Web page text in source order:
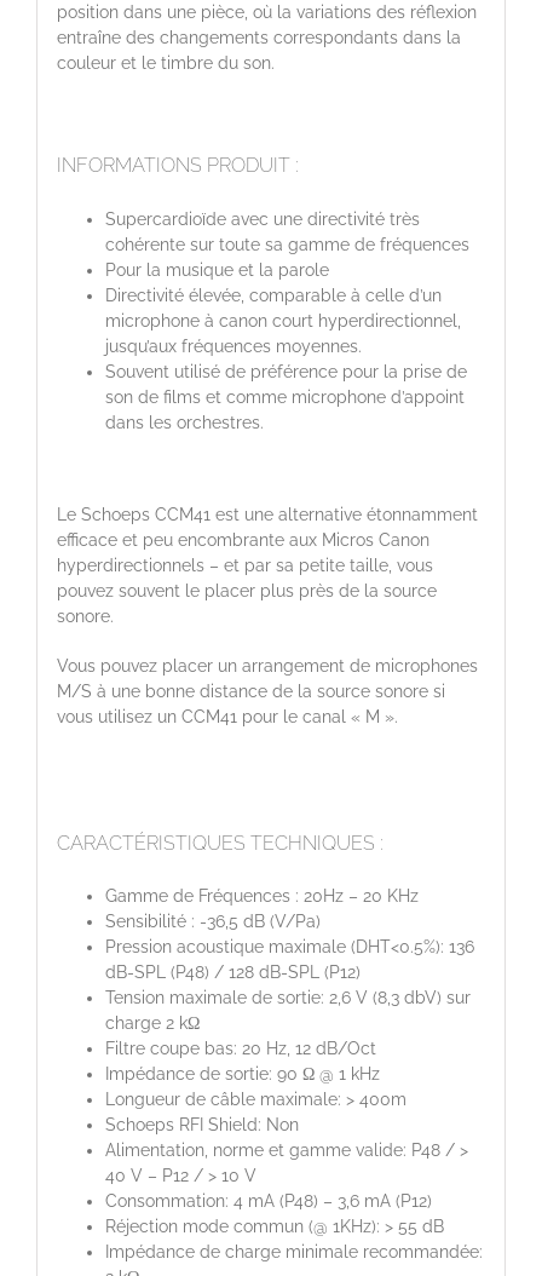
position dans une pièce, où la variations des réflexion
entraîne des changements correspondants dans la
couleur et le timbre du son.
INFORMATIONS PRODUIT :
Supercardioïde avec une directivité très
cohérente sur toute sa gamme de fréquences
Pour la musique et la parole
Directivité élevée, comparable à celle d’un
microphone à canon court hyperdirectionnel,
jusqu’aux fréquences moyennes.
Souvent utilisé de préférence pour la prise de
son de films et comme microphone d’appoint
dans les orchestres.
Le Schoeps CCM41 est une alternative étonnamment
efficace et peu encombrante aux Micros Canon
hyperdirectionnels – et par sa petite taille, vous
pouvez souvent le placer plus près de la source
sonore.
Vous pouvez placer un arrangement de microphones
M/S à une bonne distance de la source sonore si
vous utilisez un CCM41 pour le canal « M ».
CARACTÉRISTIQUES TECHNIQUES :
Gamme de Fréquences : 20Hz – 20 KHz
Sensibilité : -36,5 dB (V/Pa)
Pression acoustique maximale (DHT<0.5%): 136
dB-SPL (P48) / 128 dB-SPL (P12)
Tension maximale de sortie: 2,6 V (8,3 dbV) sur
charge 2 kΩ
Filtre coupe bas: 20 Hz, 12 dB/Oct
Impédance de sortie: 90 Ω @ 1 kHz
Longueur de câble maximale: > 400m
Schoeps RFI Shield: Non
Alimentation, norme et gamme valide: P48 / >
40 V – P12 / > 10 V
Consommation: 4 mA (P48) – 3,6 mA (P12)
Réjection mode commun (@ 1KHz): > 55 dB
Impédance de charge minimale recommandée: